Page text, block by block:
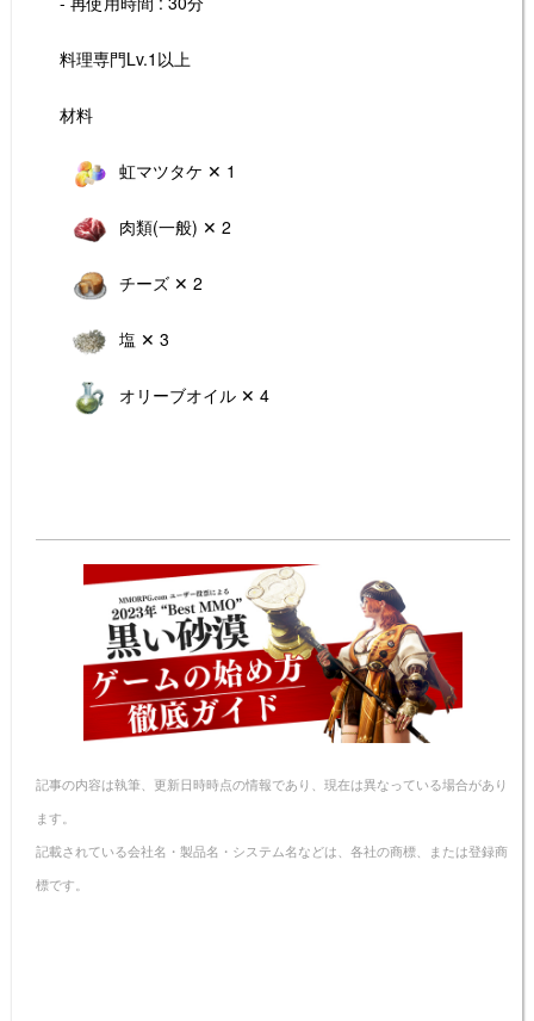
料理専門Lv.1以上
材料
虹マツタケ ✕ 1
肉類(一般) ✕ 2
チーズ ✕ 2
塩 ✕ 3
オリーブオイル ✕ 4
記事の内容は執筆、更新日時時点の情報であり、現在は異なっている場合があり
ます。
記載されている会社名・製品名・システム名などは、各社の商標、または登録商
標です。